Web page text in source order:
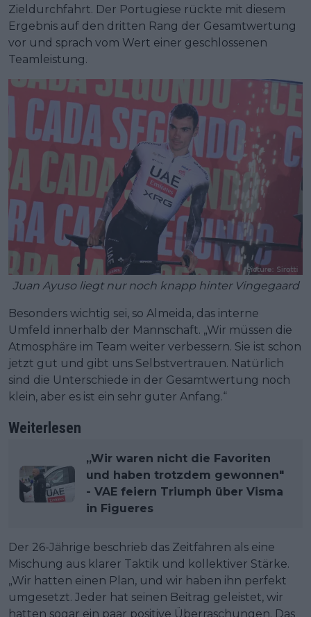
Zieldurchfahrt. Der Portugiese rückte mit diesem
Ergebnis auf den dritten Rang der Gesamtwertung
vor und sprach vom Wert einer geschlossenen
Teamleistung.
Juan Ayuso liegt nur noch knapp hinter Vingegaard
Besonders wichtig sei, so Almeida, das interne
Umfeld innerhalb der Mannschaft. „Wir müssen die
Atmosphäre im Team weiter verbessern. Sie ist schon
jetzt gut und gibt uns Selbstvertrauen. Natürlich
sind die Unterschiede in der Gesamtwertung noch
klein, aber es ist ein sehr guter Anfang.“
Weiterlesen
„Wir waren nicht die Favoriten
und haben trotzdem gewonnen"
- VAE feiern Triumph über Visma
in Figueres
Der 26-Jährige beschrieb das Zeitfahren als eine
Mischung aus klarer Taktik und kollektiver Stärke.
„Wir hatten einen Plan, und wir haben ihn perfekt
umgesetzt. Jeder hat seinen Beitrag geleistet, wir
hatten sogar ein paar positive Überraschungen. Das